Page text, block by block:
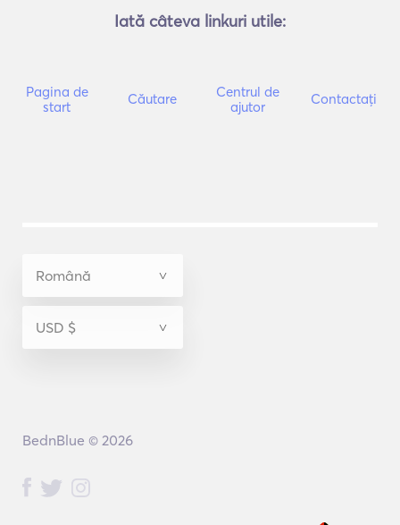
Iată câteva linkuri utile:
Pagina de
start
Căutare
Centrul de
ajutor
Contactați
BednBlue © 2026